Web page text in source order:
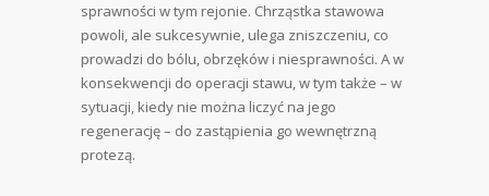
sprawności w tym rejonie. Chrząstka stawowa
powoli, ale sukcesywnie, ulega zniszczeniu, co
prowadzi do bólu, obrzęków i niesprawności. A w
konsekwencji do operacji stawu, w tym także – w
sytuacji, kiedy nie można liczyć na jego
regenerację – do zastąpienia go wewnętrzną
protezą.